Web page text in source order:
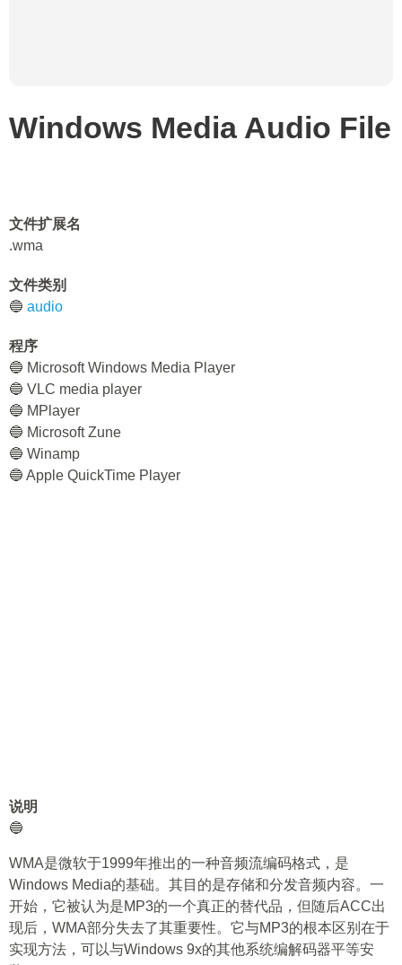
Windows Media Audio File
文件扩展名
.wma
文件类别
🔵 audio
程序
🔵 Microsoft Windows Media Player
🔵 VLC media player
🔵 MPlayer
🔵 Microsoft Zune
🔵 Winamp
🔵 Apple QuickTime Player
说明
🔵
WMA是微软于1999年推出的一种音频流编码格式，是
Windows Media的基础。其目的是存储和分发音频内容。一
开始，它被认为是MP3的一个真正的替代品，但随后ACC出
现后，WMA部分失去了其重要性。它与MP3的根本区别在于
实现方法，可以与Windows 9x的其他系统编解码器平等安